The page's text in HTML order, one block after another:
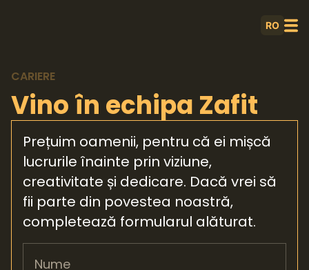
RO
CARIERE
Vino în echipa Zafit
Prețuim oamenii, pentru că ei mișcă
lucrurile înainte prin viziune,
creativitate și dedicare. Dacă vrei să
fii parte din povestea noastră,
completează formularul alăturat.